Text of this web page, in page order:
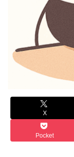
X
Pocket